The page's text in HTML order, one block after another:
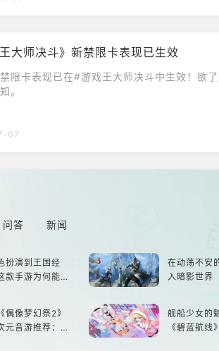
王大师决斗》新禁限卡表现已生效
限卡表现已在#游戏王大师决斗中生效！欲
。
07
问答 新闻
扮演到王国经
款手游为何能俘
在动荡不安
入暗影世界
偶像梦幻祭2》
元音游推荐：完
舰船少女的
《碧蓝航线》